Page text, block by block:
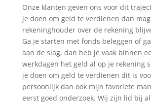
Onze klanten geven ons voor dit
je doen om geld te verdienen dan
rekeninghouder over de rekening
Ga je starten met fonds beleggen of
aan de slag, dan heb je vaak binnen
werkdagen het geld al op je rekening
je doen om geld te verdienen dit is
persoonlijk dan ook mijn favoriete
eerst goed onderzoek. Wij zijn lid bij